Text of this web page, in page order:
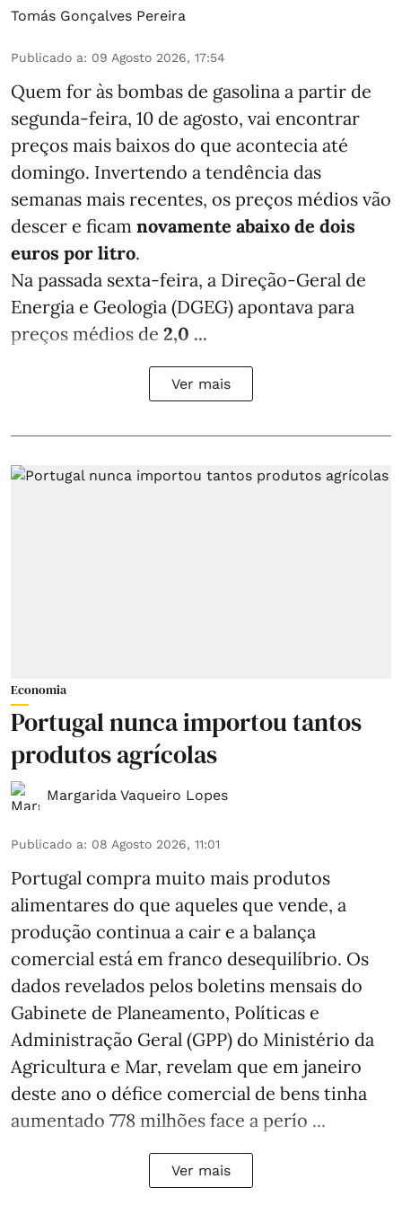
Tomás Gonçalves Pereira
Publicado a: 09 Agosto 2026, 17:54
Quem for às bombas de gasolina a partir de
segunda-feira, 10 de agosto, vai encontrar
preços mais baixos do que acontecia até
domingo. Invertendo a tendência das
semanas mais recentes, os preços médios vão
descer e ficam novamente abaixo de dois
euros por litro.
Na passada sexta-feira, a Direção-Geral de
Energia e Geologia (DGEG) apontava para
preços médios de 2,0 ...
Ver mais
Economia
Portugal nunca importou tantos
produtos agrícolas
Margarida Vaqueiro Lopes
Publicado a: 08 Agosto 2026, 11:01
Portugal compra muito mais produtos
alimentares do que aqueles que vende, a
produção continua a cair e a balança
comercial está em franco desequilíbrio. Os
dados revelados pelos boletins mensais do
Gabinete de Planeamento, Políticas e
Administração Geral (GPP) do Ministério da
Agricultura e Mar, revelam que em janeiro
deste ano o défice comercial de bens tinha
aumentado 778 milhões face a perío ...
Ver mais